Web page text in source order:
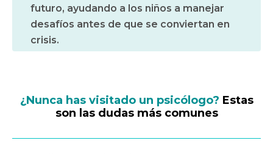
futuro, ayudando a los niños a manejar
desafíos antes de que se conviertan en
crisis.
¿Nunca has visitado un psicólogo? Estas
son las dudas más comunes